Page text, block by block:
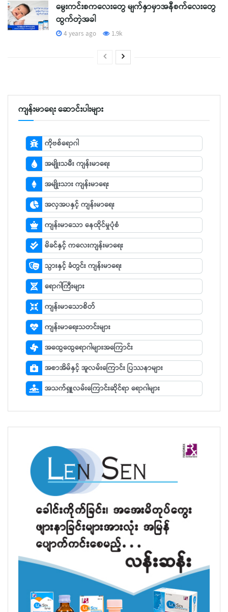
မွေးကင်းစကလေးတွေ မျက်နှာမှာအနီစက်လေးတွေ
ထွက်တဲ့အခါ
4 years ago 1.9k
ကျန်းမာရေး ဆောင်းပါးများ
ကိုဗစ်ရောဂါ
အမျိုးသမီး ကျန်းမာရေး
အမျိုးသား ကျန်းမာရေး
အလှအပနှင့် ကျန်းမာရေး
ကျန်းမာသော နေထိုင်မှုပုံစံ
မိခင်နှင့် ကလေးကျန်းမာရေး
သွားနှင့် ခံတွင်း ကျန်းမာရေး
ရောဂါကြီးများ
ကျန်းမာသောစိတ်
ကျန်းမာရေးသတင်းများ
အထွေထွေရောဂါများအကြောင်း
အစာအိမ်နှင့် အူလမ်းကြောင်း ပြဿနာများ
အသက်ရှူလမ်းကြောင်းဆိုင်ရာ ရောဂါများ